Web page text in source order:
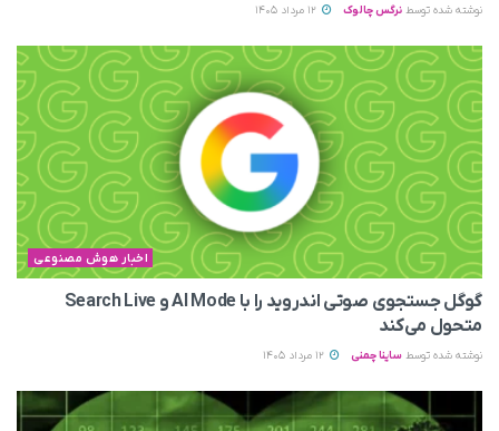
نوشته شده توسط نرگس چالوک
اخبار هوش مصنوعی
گوگل جستجوی صوتی اندروید را با AI Mode و Search Live
متحول می‌کند
نوشته شده توسط ساینا چمنی